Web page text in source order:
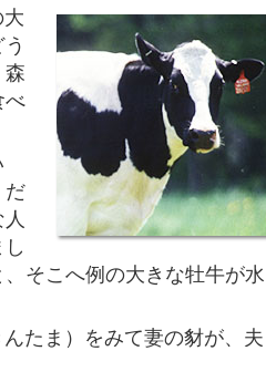
べ
だ
そこへ例の大きな牡牛が水
たま）をみて妻の豺が、夫